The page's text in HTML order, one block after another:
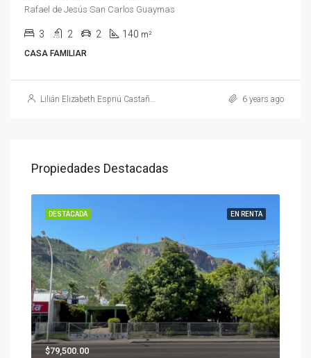
Rafael de Jesús San Carlos Guaymas
3 2 2 140 m²
CASA FAMILIAR
Lilián Elizabeth Espriú Castañeda 6 years ago
Propiedades Destacadas
EN RENTA
DESTACADA
$79,500.00